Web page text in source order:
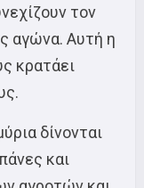
τον
αγώνα. Αυτή η
κρατάει
δίνονται
και